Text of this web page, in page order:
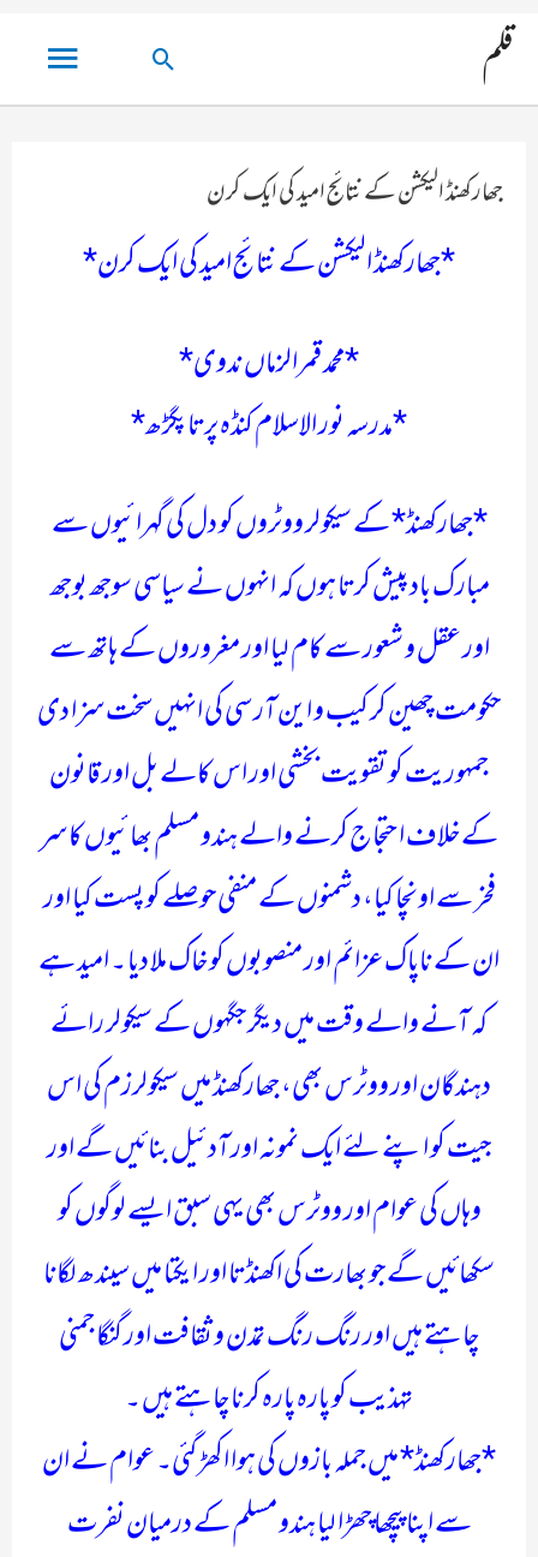
قلم
مین
مینو
تلاش
کریں۔
جھارکھنڈ الیکشن کے نتائج امید کی ایک کرن
*جھارکھنڈ الیکشن کے نتائج امید کی ایک کرن*
*محمد قمرالزماں ندوی*
*مدرسہ نور الاسلام کنڈہ پرتاپگڑھ*
*جھارکھنڈ* کے سیکولر ووٹروں کو دل کی گہرائیوں سے
مبارک باد پیش کرتا ہوں کہ انہوں نے سیاسی سوجھ بوجھ
اور عقل و شعور سے کام لیا اور مغروروں کے ہاتھ سے
حکومت چھین کر کیب و این آر سی کی انہیں سخت سزا دی
جمہوریت کو تقویت بخشی اور اس کالے بل اور قانون
کے خلاف احتجاج کرنے والے ہندو مسلم بھائیوں کا سر
فخر سے اونچا کیا، دشمنوں کے منفی حوصلے کو پست کیا اور
ان کے ناپاک عزائم اور منصوبوں کو خاک ملا دیا ۔ امید ہے
کہ آنے والے وقت میں دیگر جگہوں کے سیکولر رائے
دہندگان اور ووٹرس بھی، جھارکھنڈ میں سیکولرزم کی اس
جیت کو اپنے لئے ایک نمونہ اور آدئیل بنائیں گے اور
وہاں کی عوام اور ووٹرس بھی یہی سبق ایسے لوگوں کو
سکھائیں گے جو بھارت کی اکھنڈتا اور ایکتا میں سیندھ لگانا
چاہتے ہیں اور رنگ رنگ تمدن و ثقافت اور گنگا جمنی
تہذیب کو پارہ پارہ کرنا چاہتے ہیں ۔
*جھارکھنڈ* میں جملہ بازوں کی ہوا اکھڑ گئی۔ عوام نے ان
سے اپنا پیچھا چھڑا لیا ہندو مسلم کے درمیان نفرت